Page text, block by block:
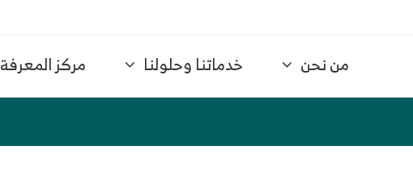
من نحن خدماتنا وحلولنا مركز المعرفة